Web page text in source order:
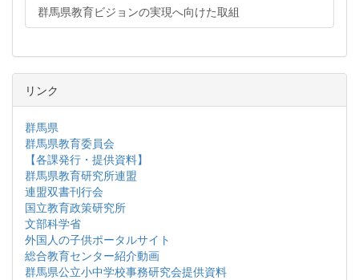
群馬県教育ビジョンの実現へ向けた取組
リンク
群馬県
群馬県教育委員会
【各課発行・提供資料】
群馬県教育研究所連盟
連盟双書刊行会
国立教育政策研究所
文部科学省
外国人の子供ポータルサイト
総合教育センター紹介動画
群馬県公立小中学校事務研究会提供資料